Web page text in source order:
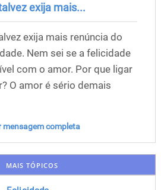
exija mais...
exija mais renúncia do
Nem sei se a felicidade
com o amor. Por que ligar
O amor é sério demais
mensagem completa
MAIS TÓPICOS